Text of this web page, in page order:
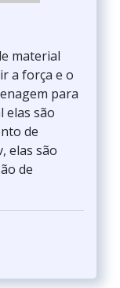
material
a força e o
para
elas são
de
elas são
de